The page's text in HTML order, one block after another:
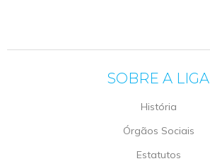
SOBRE A LIGA
História
Órgãos Sociais
Estatutos